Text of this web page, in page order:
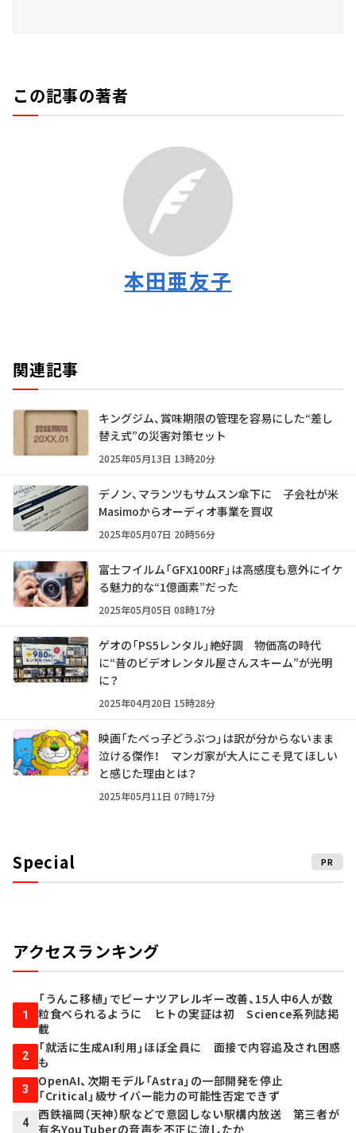
この記事の著者
本田亜友子
関連記事
キングジム、賞味期限の管理を容易にした“差し
替え式”の災害対策セット
2025年05月13日 13時20分
デノン、マランツもサムスン傘下に 子会社が米
Masimoからオーディオ事業を買収
2025年05月07日 20時56分
富士フイルム「GFX100RF」は高感度も意外にイケ
る魅力的な“1億画素”だった
2025年05月05日 08時17分
ゲオの「PS5レンタル」絶好調 物価高の時代
に“昔のビデオレンタル屋さんスキーム”が光明
に？
2025年04月20日 15時28分
映画「たべっ子どうぶつ」は訳が分からないまま
泣ける傑作！ マンガ家が大人にこそ見てほしい
と感じた理由とは？
2025年05月11日 07時17分
Special PR
アクセスランキング
1
「うんこ移植」でピーナツアレルギー改善、15人中6人が数
粒食べられるように ヒトの実証は初 Science系列誌掲
載
2
「就活に生成AI利用」ほぼ全員に 面接で内容追及され困惑
も
3
OpenAI、次期モデル「Astra」の一部開発を停止
「Critical」級サイバー能力の可能性否定できず
4
西鉄福岡（天神）駅などで意図しない駅構内放送 第三者が
有名YouTuberの音声を不正に流したか